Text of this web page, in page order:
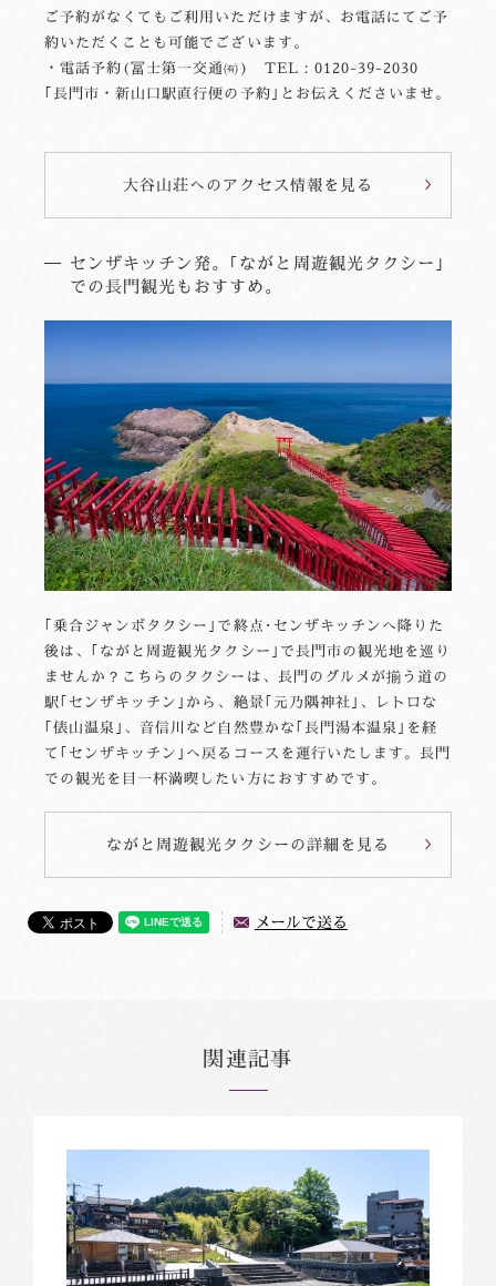
ご予約がなくてもご利用いただけますが、お電話にてご予
約いただくことも可能でございます。
・電話予約(冨士第一交通㈲) TEL：0120-39-2030
｢長門市・新山口駅直行便の予約｣とお伝えくださいませ。
大谷山荘へのアクセス情報を見る
センザキッチン発。｢ながと周遊観光タクシー｣
での長門観光もおすすめ。
｢乗合ジャンボタクシー｣で終点･センザキッチンへ降りた
後は、｢ながと周遊観光タクシー｣で長門市の観光地を巡り
ませんか？こちらのタクシーは、長門のグルメが揃う道の
駅｢センザキッチン｣から、絶景｢元乃隅神社｣、レトロな
｢俵山温泉｣、音信川など自然豊かな｢長門湯本温泉｣を経
て｢センザキッチン｣へ戻るコースを運行いたします。長門
での観光を目一杯満喫したい方におすすめです。
ながと周遊観光タクシーの詳細を見る
メールで送る
関連記事